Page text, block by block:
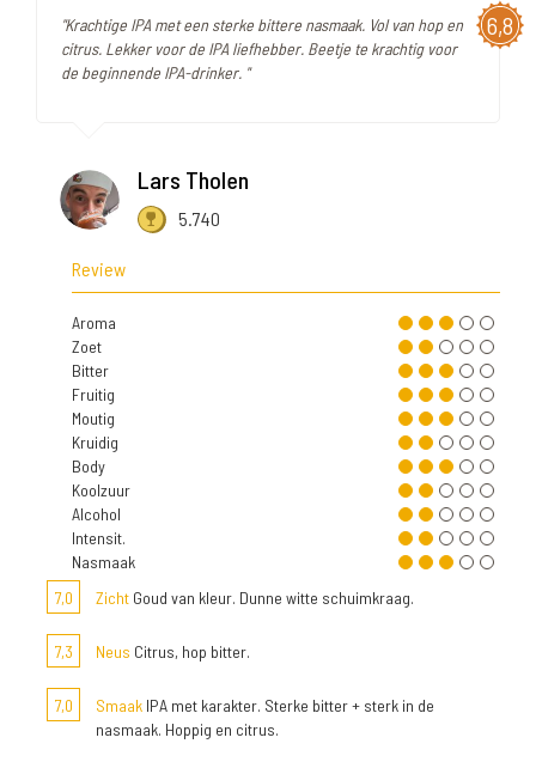
6,8
"Krachtige IPA met een sterke bittere nasmaak. Vol van hop en
citrus. Lekker voor de IPA liefhebber. Beetje te krachtig voor
de beginnende IPA-drinker. "
Lars Tholen
5.740
Review
Aroma
Zoet
Bitter
Fruitig
Moutig
Kruidig
Body
Koolzuur
Alcohol
Intensit.
Nasmaak
7,0
Zicht Goud van kleur. Dunne witte schuimkraag.
7,3 Neus Citrus, hop bitter.
7,0 Smaak IPA met karakter. Sterke bitter + sterk in de
nasmaak. Hoppig en citrus.